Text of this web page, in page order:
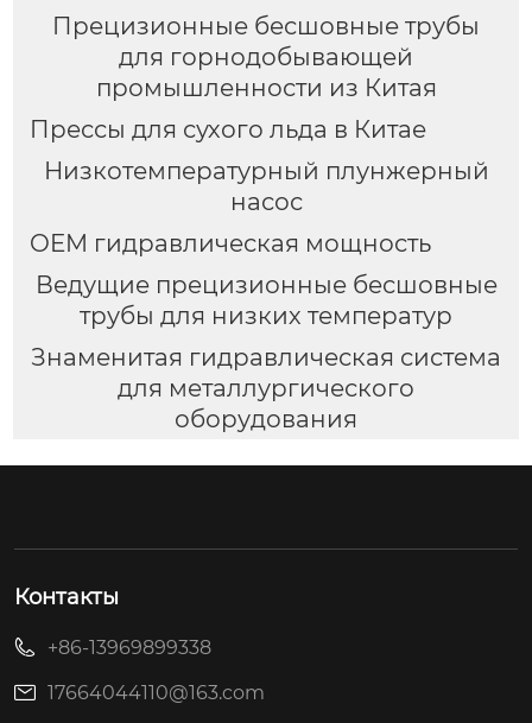
Прецизионные бесшовные трубы
для горнодобывающей
промышленности из Китая
Прессы для сухого льда в Китае
Низкотемпературный плунжерный
насос
OEM гидравлическая мощность
Ведущие прецизионные бесшовные
трубы для низких температур
Знаменитая гидравлическая система
для металлургического
оборудования
Контакты
+86-13969899338
17664044110@163.com